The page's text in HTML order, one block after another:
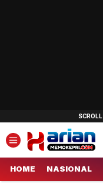
HOME NASIONAL